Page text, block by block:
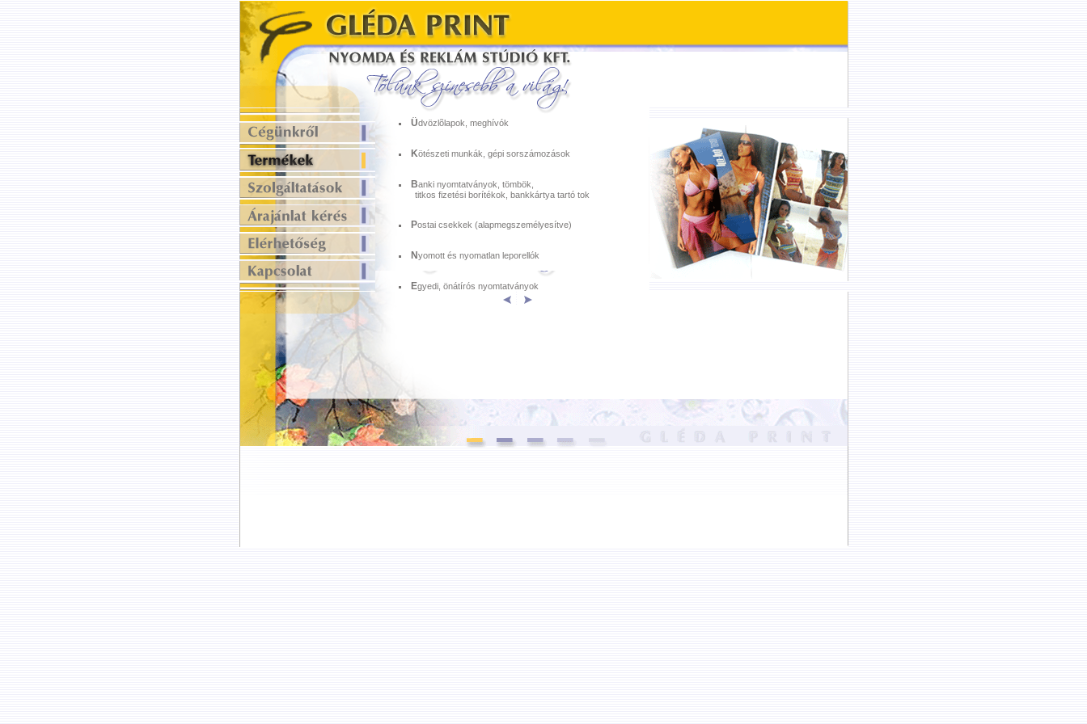
Üdvözlõlapok, meghívók
Kötészeti munkák, gépi sorszámozások
Banki nyomtatványok, tömbök,
titkos fizetési borítékok, bankkártya tartó tok
Postai csekkek (alapmegszemélyesítve)
Nyomott és nyomatlan leporellók
Egyedi, önátírós nyomtatványok